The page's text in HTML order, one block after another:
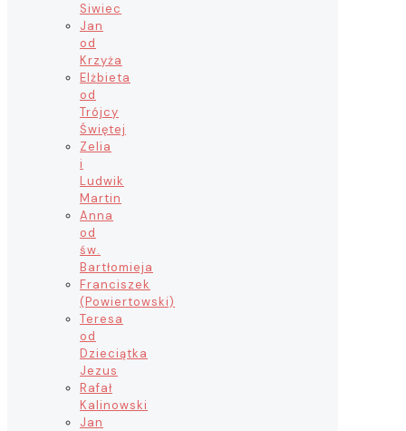
Siwiec
Jan
od
Krzyża
Elżbieta
od
Trójcy
Świętej
Zelia
i
Ludwik
Martin
Anna
od
św.
Bartłomieja
Franciszek
(Powiertowski)
Teresa
od
Dzieciątka
Jezus
Rafał
Kalinowski
Jan